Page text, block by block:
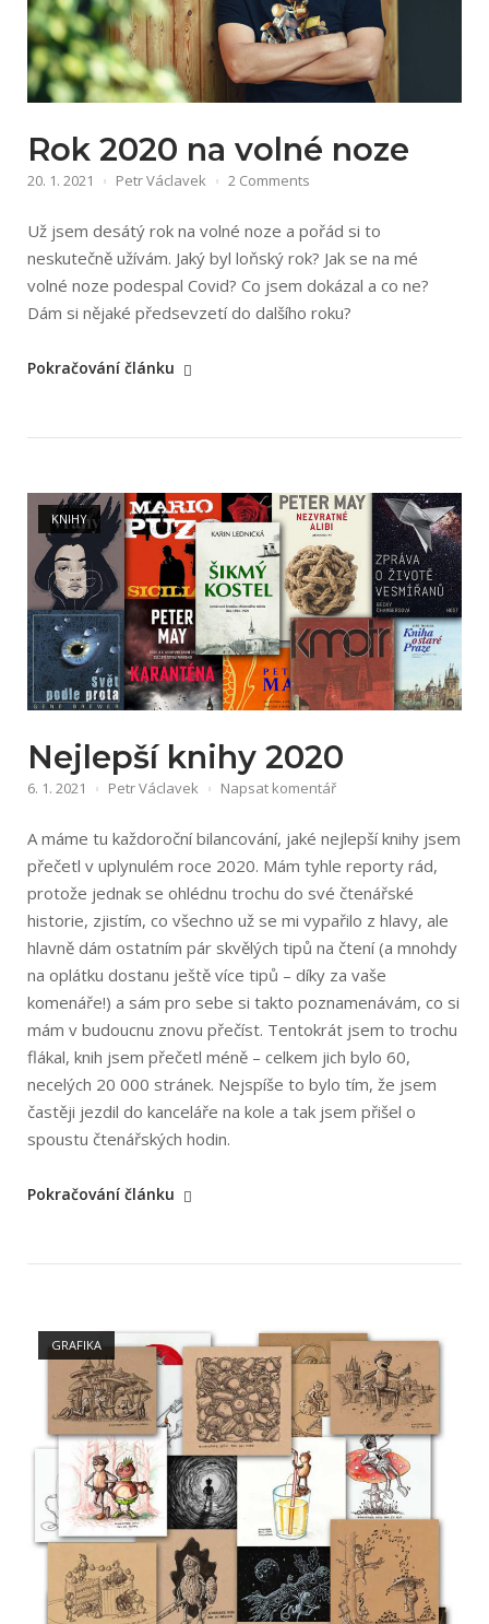
Rok 2020 na volné noze
20. 1. 2021 Petr Václavek 2 Comments
Už jsem desátý rok na volné noze a pořád si to
neskutečně užívám. Jaký byl loňský rok? Jak se na mé
volné noze podespal Covid? Co jsem dokázal a co ne?
Dám si nějaké předsevzetí do dalšího roku?
„Rok
Pokračování článku
KNIHY
Open post
Nejlepší knihy 2020
6. 1. 2021 Petr Václavek Napsat komentář
A máme tu každoroční bilancování, jaké nejlepší knihy jsem
přečetl v uplynulém roce 2020. Mám tyhle reporty rád,
protože jednak se ohlédnu trochu do své čtenářské
historie, zjistím, co všechno už se mi vypařilo z hlavy, ale
hlavně dám ostatním pár skvělých tipů na čtení (a mnohdy
na oplátku dostanu ještě více tipů – díky za vaše
komenáře!) a sám pro sebe si takto poznamenávám, co si
mám v budoucnu znovu přečíst. Tentokrát jsem to trochu
flákal, knih jsem přečetl méně – celkem jich bylo 60,
necelých 20 000 stránek. Nejspíše to bylo tím, že jsem
častěji jezdil do kanceláře na kole a tak jsem přišel o
spoustu čtenářských hodin.
„Nejlepší
Pokračování článku
GRAFIKA